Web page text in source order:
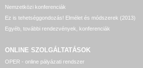
Nemzetközi konferenciák
Ez is tehetséggondozás! Elmélet és módszerek (2013)
Egyéb, további rendezvények, konferenciák
ONLINE SZOLGÁLTATÁSOK
OPER - online pályázati rendszer